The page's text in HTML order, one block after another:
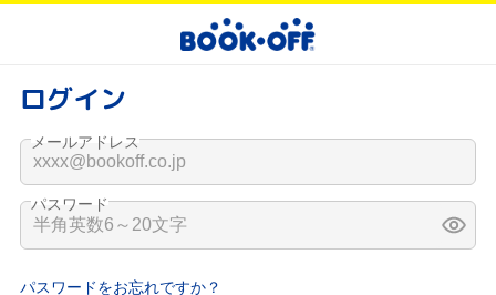
ログイン
メールアドレス
パスワード
パスワードをお忘れですか？